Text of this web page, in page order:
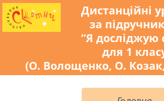
Дистанційні
за
“Я досліджую
для 1
(О. Волощенко, О.